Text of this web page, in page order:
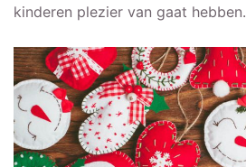
kinderen plezier van gaat hebben.